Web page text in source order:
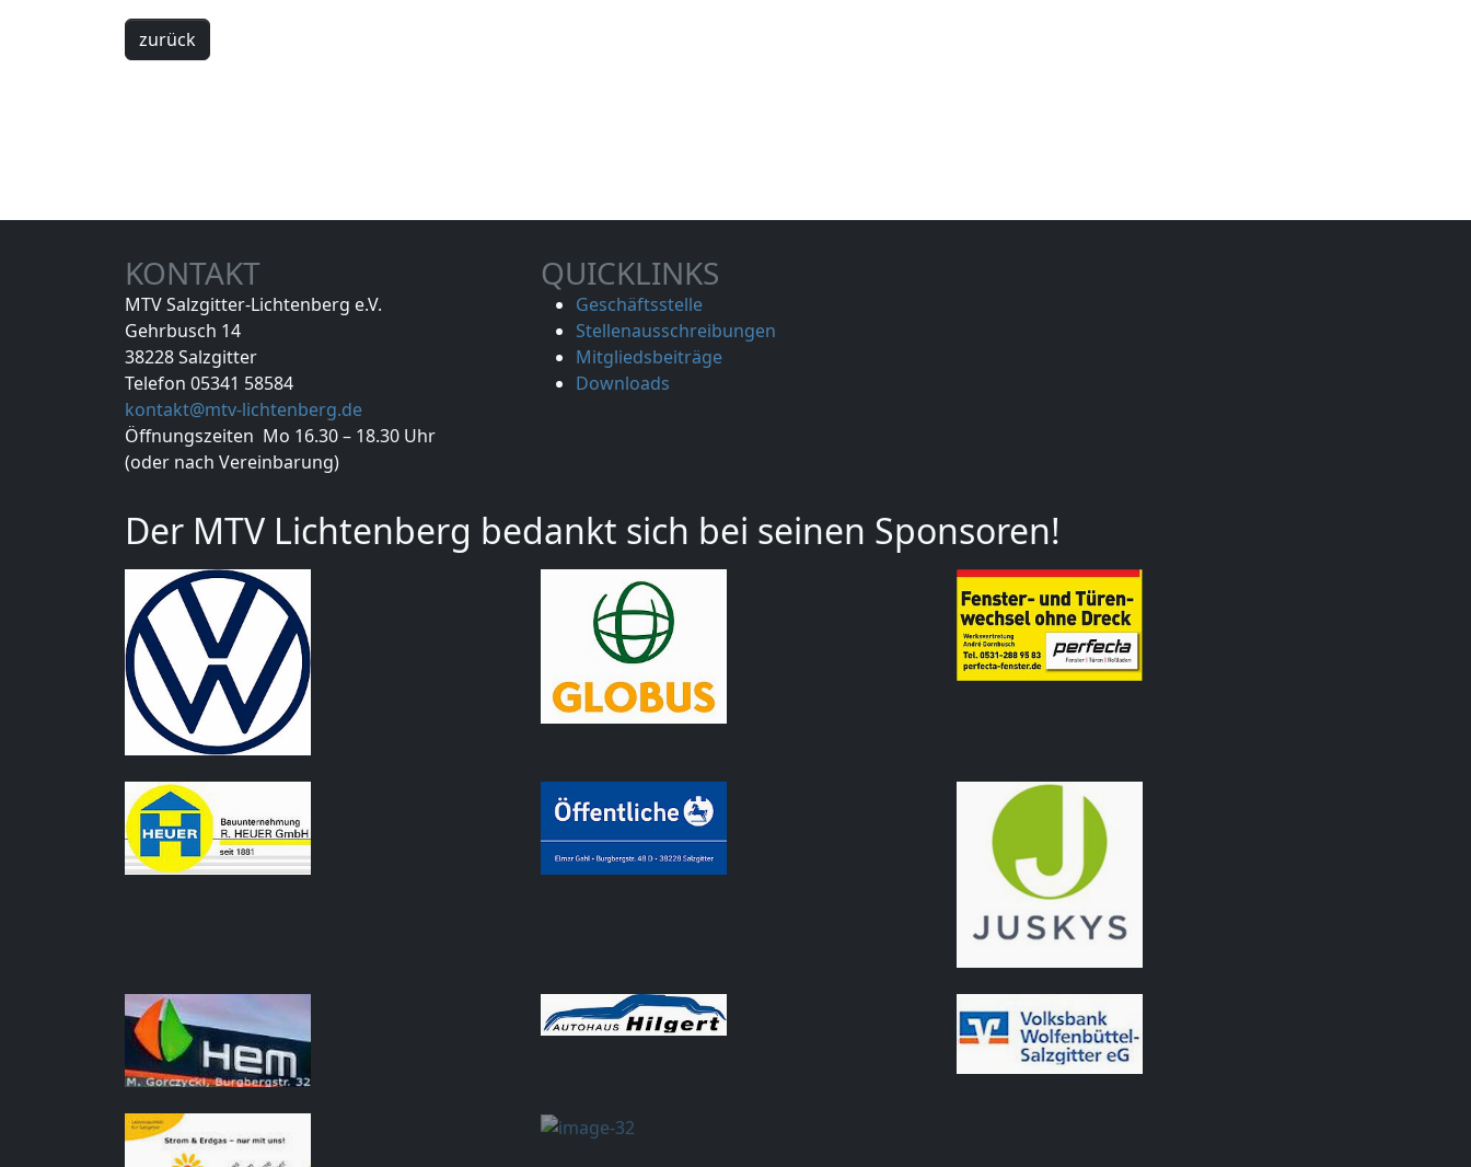
zurück
KONTAKT
MTV Salzgitter-Lichtenberg e.V.
Gehrbusch 14
38228 Salzgitter
Telefon 05341 58584
kontakt@mtv-lichtenberg.de
Öffnungszeiten Mo 16.30 – 18.30 Uhr
(oder nach Vereinbarung)
QUICKLINKS
Geschäftsstelle
Stellenausschreibungen
Mitgliedsbeiträge
Downloads
Der MTV Lichtenberg bedankt sich bei seinen Sponsoren!